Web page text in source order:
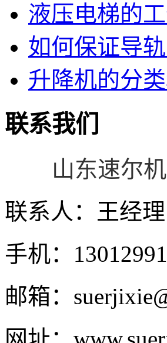
液压电梯的
如何保证导
升降机的分
联系我们
山东速尔
联系人：王经理
手机：
邮箱：